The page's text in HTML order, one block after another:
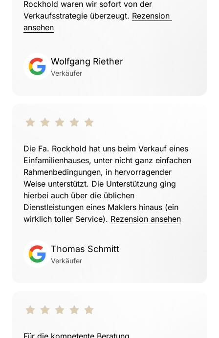
Rockhold waren wir sofort von der
Verkaufsstrategie überzeugt.
ansehen
Wolfgang Riether
Verkäufer
Die Fa. Rockhold hat uns beim Verkauf eines
Einfamilienhauses, unter nicht ganz einfachen
Rahmenbedingungen, in hervorragender
Weise unterstützt. Die Unterstützung ging
hierbei auch über die üblichen
Dienstleistungen eines Maklers hinaus (ein
wirklich toller Service). Rezension ansehen
Thomas Schmitt
Verkäufer
Für die kompetente Beratung,